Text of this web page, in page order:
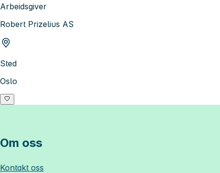
Arbeidsgiver
Robert Prizelius AS
Sted
Oslo
Om oss
Kontakt oss